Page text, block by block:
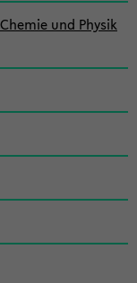
und Physik